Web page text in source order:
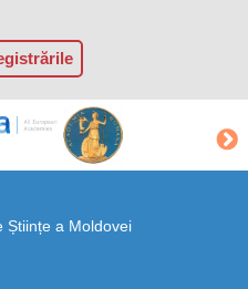
Științe a Moldovei